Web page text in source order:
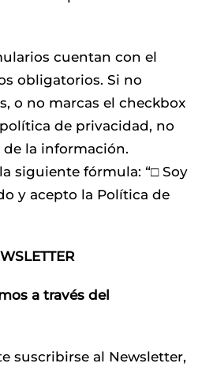
cuentan con el
obligatorios. Si no
o no marcas el checkbox
de privacidad, no
la información.
siguiente fórmula: “□ Soy
y acepto la Política de
a través del
suscribirse al Newsletter,